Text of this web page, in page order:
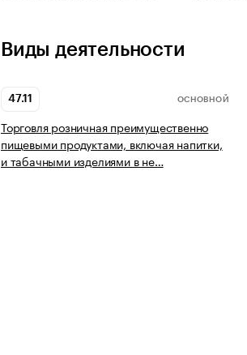
Виды деятельности
47.11 ОСНОВНОЙ
Торговля розничная преимущественно
пищевыми продуктами, включая напитки,
и табачными изделиями в не…